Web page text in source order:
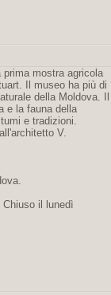
prima mostra agricola
Il museo ha più di
della Moldova. Il
e la fauna della
e tradizioni.
V.
Chiuso il lunedì